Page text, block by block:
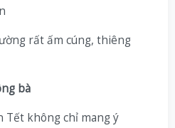
rất ấm cúng, thiêng
bà
Tết không chỉ mang ý